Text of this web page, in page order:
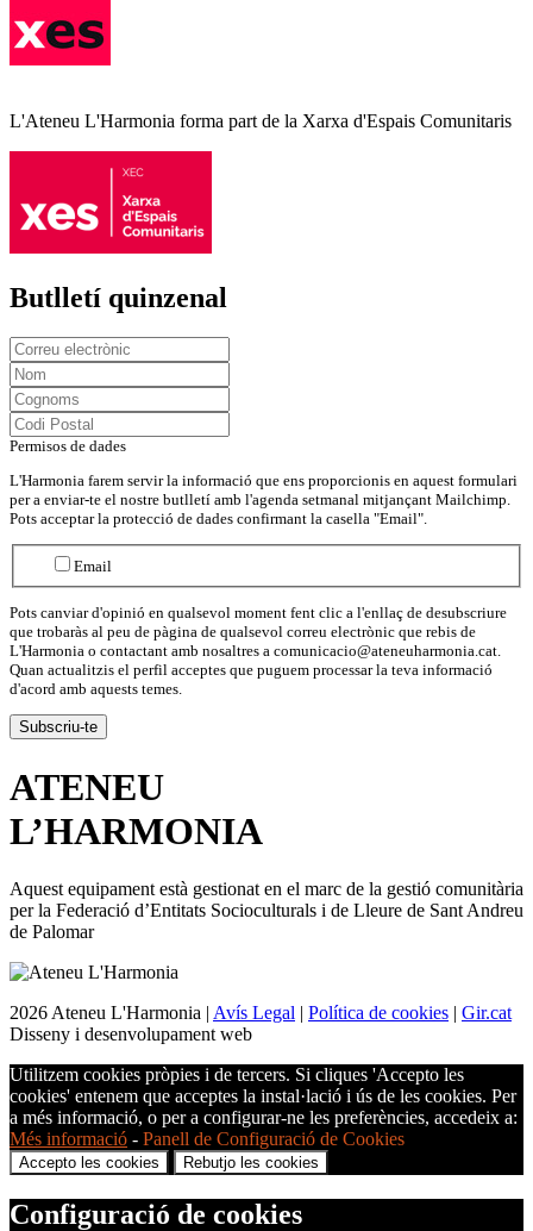
L'Ateneu L'Harmonia forma part de la Xarxa d'Espais Comunitaris
Butlletí quinzenal
Permisos de dades
L'Harmonia farem servir la informació que ens proporcionis en aquest formulari
per a enviar-te el nostre butlletí amb l'agenda setmanal mitjançant Mailchimp.
Pots acceptar la protecció de dades confirmant la casella "Email".
Email
Pots canviar d'opinió en qualsevol moment fent clic a l'enllaç de desubscriure
que trobaràs al peu de pàgina de qualsevol correu electrònic que rebis de
L'Harmonia o contactant amb nosaltres a comunicacio@ateneuharmonia.cat.
Quan actualitzis el perfil acceptes que puguem processar la teva informació
d'acord amb aquests temes.
ATENEU
L’HARMONIA
Aquest equipament està gestionat en el marc de la gestió comunitària
per la Federació d’Entitats Socioculturals i de Lleure de Sant Andreu
de Palomar
2026 Ateneu L'Harmonia | Avís Legal | Política de cookies | Gir.cat
Disseny i desenvolupament web
Utilitzem cookies pròpies i de tercers. Si cliques 'Accepto les
cookies' entenem que acceptes la instal·lació i ús de les cookies. Per
a més informació, o per a configurar-ne les preferències, accedeix a:
Més informació - Panell de Configuració de Cookies
Accepto les cookies Rebutjo les cookies
Configuració de cookies